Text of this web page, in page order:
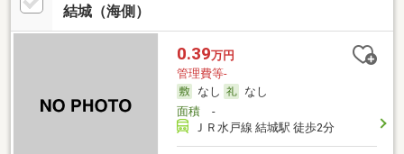
結城（海側）
0.39万円
管理費等-
なし
なし
面積-
ＪＲ水戸線 結城駅 徒歩2分